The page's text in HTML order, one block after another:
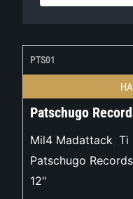
PTS01
Patschugo
Mil4 Madattack, Ti
Patschugo Records
12"